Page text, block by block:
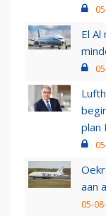
El
plan
aan
05-